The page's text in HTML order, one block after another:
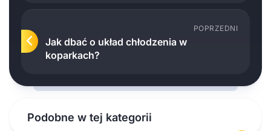
POPRZEDNI
Jak dbać o układ chłodzenia w
koparkach?
Podobne w tej kategorii